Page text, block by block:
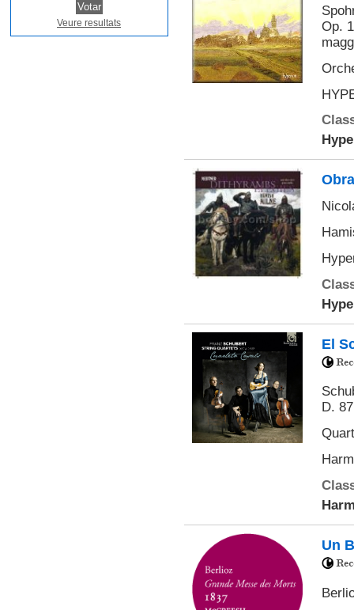
Veure resultats
Op.
El
D.
Un